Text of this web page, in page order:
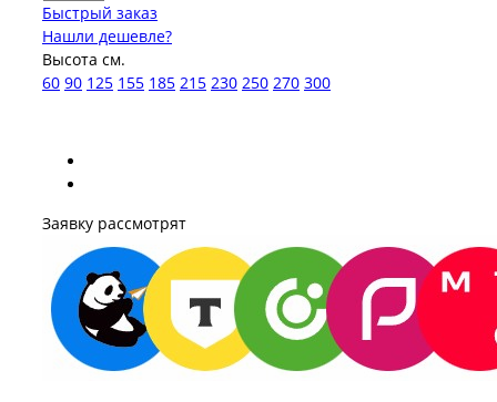
Быстрый заказ
Нашли дешевле?
Высота см.
60 90 125 155 185 215 230 250 270 300
Заявку рассмотрят